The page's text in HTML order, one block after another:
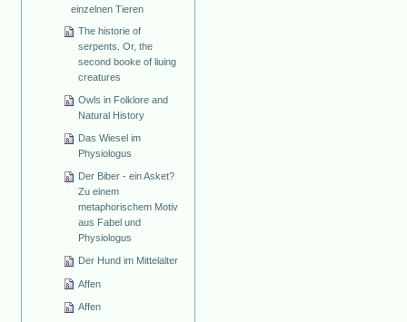
einzelnen Tieren
The historie of
serpents. Or, the
second booke of liuing
creatures
Owls in Folklore and
Natural History
Das Wiesel im
Physiologus
Der Biber - ein Asket?
Zu einem
metaphorischem Motiv
aus Fabel und
Physiologus
Der Hund im Mittelalter
Affen
Affen